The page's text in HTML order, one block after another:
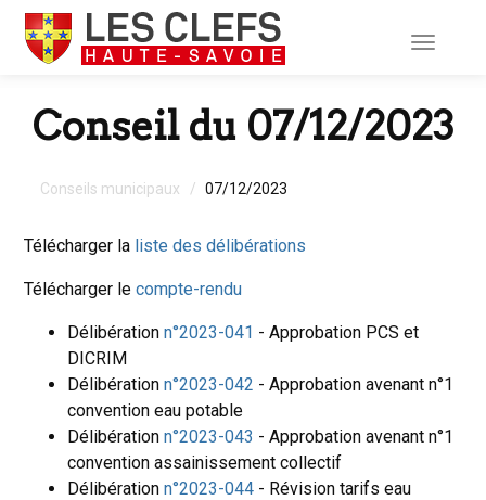
Toggle
Conseil du 07/12/2023
Conseils municipaux 07/12/2023
Télécharger la liste des délibérations
Télécharger le compte-rendu
Délibération n°2023-041 - Approbation PCS et
DICRIM
Délibération n°2023-042 - Approbation avenant n°1
convention eau potable
Délibération n°2023-043 - Approbation avenant n°1
convention assainissement collectif
Délibération n°2023-044 - Révision tarifs eau